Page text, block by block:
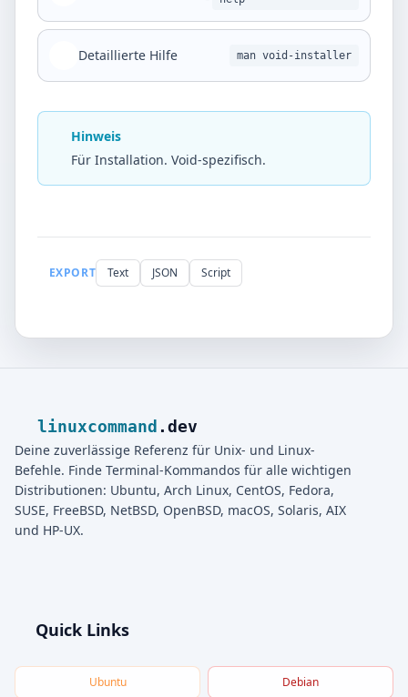
Detaillierte Hilfe man void-installer
Hinweis
Für Installation. Void-spezifisch.
EXPORT Text JSON Script
linuxcommand .dev
Deine zuverlässige Referenz für Unix- und Linux-
Befehle. Finde Terminal-Kommandos für alle wichtigen
Distributionen: Ubuntu, Arch Linux, CentOS, Fedora,
SUSE, FreeBSD, NetBSD, OpenBSD, macOS, Solaris, AIX
und HP-UX.
Quick Links
Ubuntu Debian